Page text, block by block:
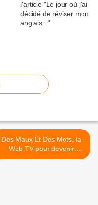
Des Maux Et Des Mots, la
Web TV pour devenir
acteur de sa santé >